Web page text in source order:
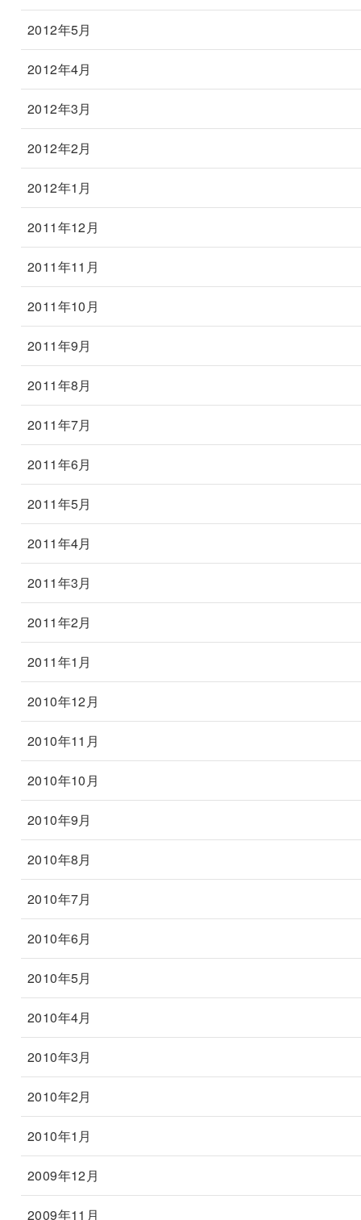
2012年5月
2012年4月
2012年3月
2012年2月
2012年1月
2011年12月
2011年11月
2011年10月
2011年9月
2011年8月
2011年7月
2011年6月
2011年5月
2011年4月
2011年3月
2011年2月
2011年1月
2010年12月
2010年11月
2010年10月
2010年9月
2010年8月
2010年7月
2010年6月
2010年5月
2010年4月
2010年3月
2010年2月
2010年1月
2009年12月
2009年11月